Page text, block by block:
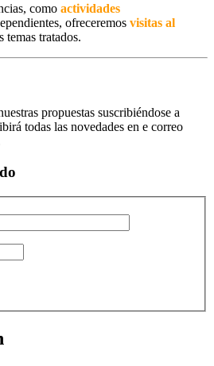
como actividades
ofreceremos visitas al
temas tratados.
propuestas suscribiéndose a
todas las novedades en e correo